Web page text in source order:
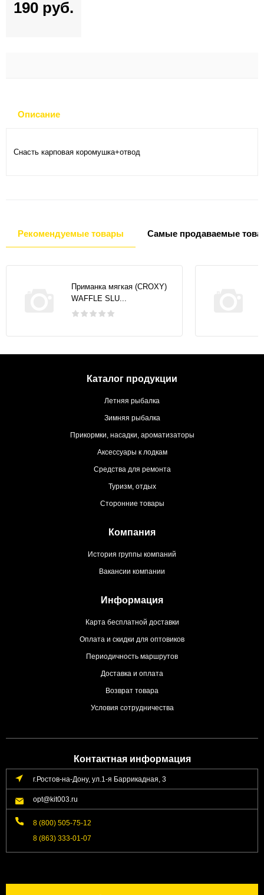
190 руб.
Описание
Снасть карповая коромушка+отвод
Рекомендуемые товары Самые продаваемые
Приманка мягкая (CROXY)
WAFFLE SLU...
Каталог продукции
Летняя рыбалка
Зимняя рыбалка
Прикормки, насадки, ароматизаторы
Аксессуары к лодкам
Средства для ремонта
Туризм, отдых
Сторонние товары
Компания
История группы компаний
Вакансии компании
Информация
Карта бесплатной доставки
Оплата и скидки для оптовиков
Периодичность маршрутов
Доставка и оплата
Возврат товара
Условия сотрудничества
Контактная информация
г.Ростов-на-Дону, ул.1-я Баррикадная, 3
opt@kit003.ru
8 (800) 505-75-12
8 (863) 333-01-07